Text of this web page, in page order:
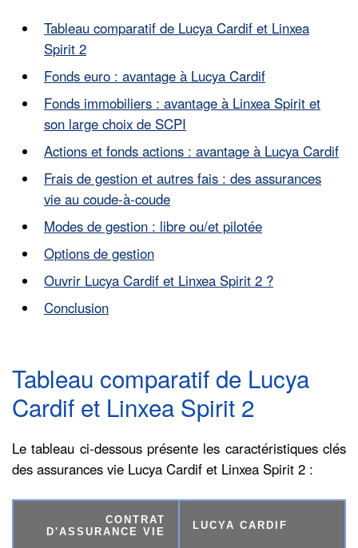
Tableau comparatif de Lucya Cardif et Linxea
Spirit 2
Fonds euro : avantage à Lucya Cardif
Fonds immobiliers : avantage à Linxea Spirit et
son large choix de SCPI
Actions et fonds actions : avantage à Lucya Cardif
Frais de gestion et autres fais : des assurances
vie au coude-à-coude
Modes de gestion : libre ou/et pilotée
Options de gestion
Ouvrir Lucya Cardif et Linxea Spirit 2 ?
Conclusion
Tableau comparatif de Lucya
Cardif et Linxea Spirit 2
Le tableau ci-dessous présente les caractéristiques clés
des assurances vie Lucya Cardif et Linxea Spirit 2 :
CONTRAT
D'ASSURANCE VIE
LUCYA CARDIF